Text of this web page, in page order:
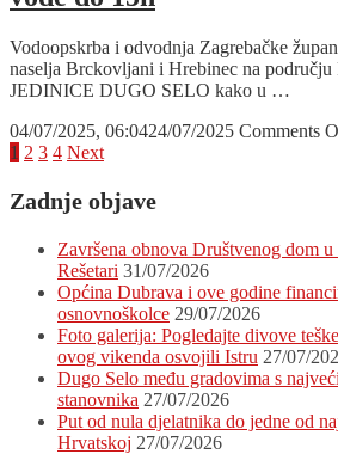
Vodoopskrba i odvodnja Zagrebačke
naselja Brckovljani i Hrebinec na
JEDINICE DUGO SELO kako u …
04/07/2025, 06:0424/07/2025 Comments
Posts
pagination
1 2 3 4 Next
Zadnje objave
Završena obnova Društvenog dom
Rešetari 31/07/2026
Općina Dubrava i ove godine
osnovnoškolce 29/07/2026
Foto galerija: Pogledajte divove
ovog vikenda osvojili Istru 27/07/
Dugo Selo među gradovima s
stanovnika 27/07/2026
Put od nula djelatnika do jedne od
Hrvatskoj 27/07/2026